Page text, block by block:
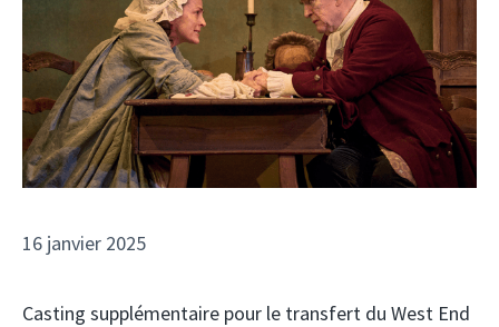
16 janvier 2025
Casting supplémentaire pour le transfert du West End